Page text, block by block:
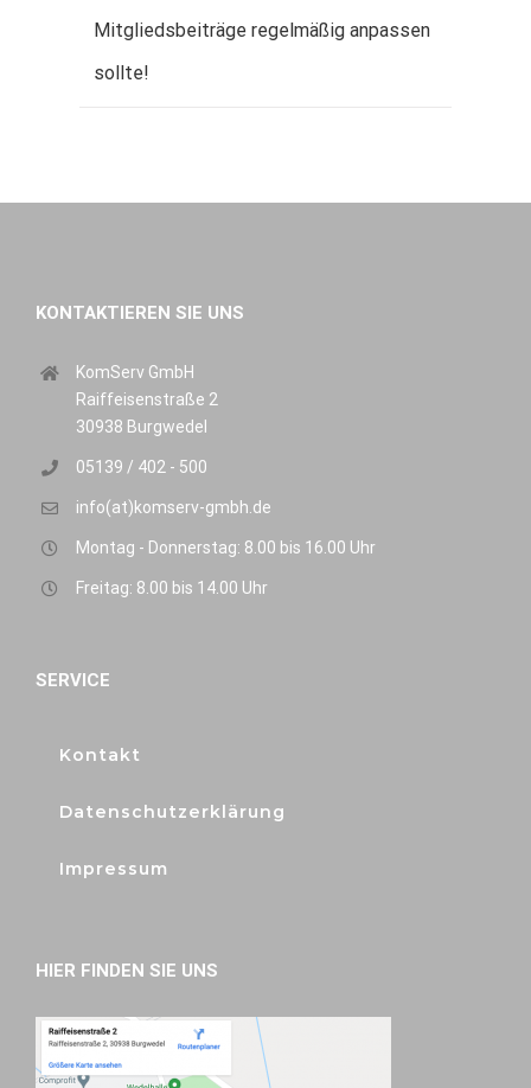
Mitgliedsbeiträge regelmäßig anpassen
sollte!
KONTAKTIEREN SIE UNS
KomServ GmbH
Raiffeisenstraße 2
30938 Burgwedel
05139 / 402 - 500
info(at)komserv-gmbh.de
Montag - Donnerstag: 8.00 bis 16.00 Uhr
Freitag: 8.00 bis 14.00 Uhr
SERVICE
Kontakt
Datenschutzerklärung
Impressum
HIER FINDEN SIE UNS